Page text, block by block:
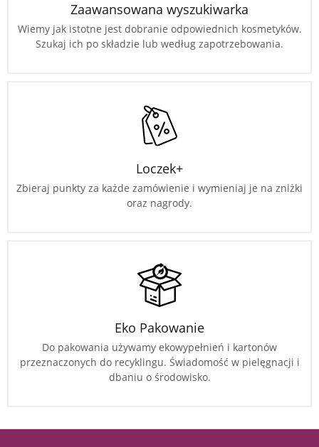
Zaawansowana wyszukiwarka
Wiemy jak istotne jest dobranie odpowiednich kosmetyków.
Szukaj ich po składzie lub według zapotrzebowania.
Loczek+
Zbieraj punkty za każde zamówienie i wymieniaj je na zniżki
oraz nagrody.
Eko Pakowanie
Do pakowania używamy ekowypełnień i kartonów
przeznaczonych do recyklingu. Świadomość w pielęgnacji i
dbaniu o środowisko.